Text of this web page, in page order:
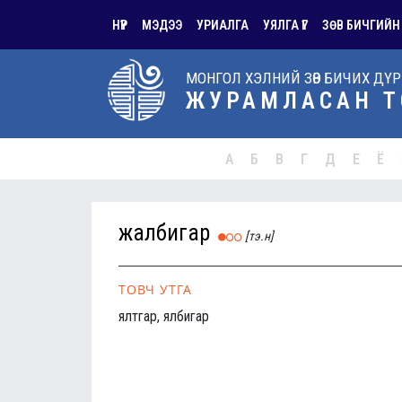
НҮҮР МЭДЭЭ УРИАЛГА УЯЛГА ҮГ ЗӨВ БИЧГИЙН
МОНГОЛ ХЭЛНИЙ ЗӨВ БИЧИХ
ЖУРАМЛАСАН
А Б В Г Д Е Ё
жалбигар [тэ.н]
ТОВЧ УТГА
ялтгар, ялбигар